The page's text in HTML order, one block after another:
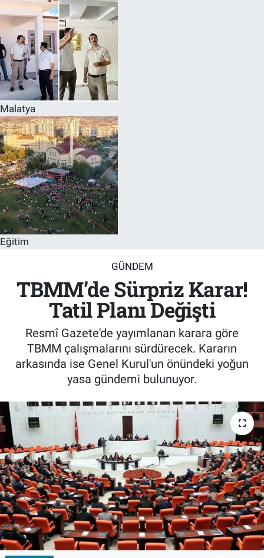
Malatya
Eğitim
GÜNDEM
TBMM’de Sürpriz Karar!
Tatil Planı Değişti
Resmî Gazete'de yayımlanan karara göre
TBMM çalışmalarını sürdürecek. Kararın
arkasında ise Genel Kurul'un önündeki yoğun
yasa gündemi bulunuyor.